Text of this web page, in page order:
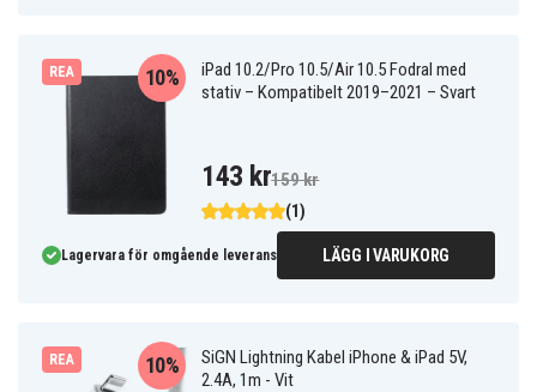
REA
iPad 10.2/Pro 10.5/Air 10.5 Fodral med
stativ – Kompatibelt 2019–2021 – Svart
(1)
10%
143 kr159 kr
Lagervara för omgående leverans LÄGG I VARUKORG
REA
SiGN Lightning Kabel iPhone & iPad 5V,
2.4A, 1m - Vit
10%